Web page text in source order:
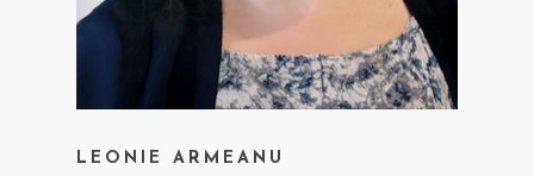
LEONIE ARMEANU